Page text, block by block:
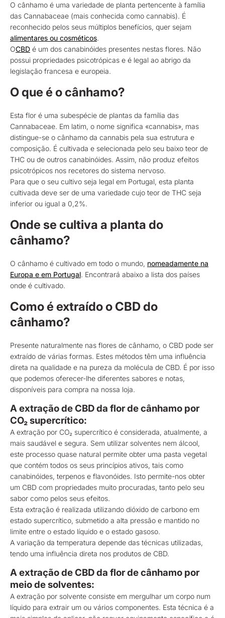
O cânhamo é uma variedade de planta pertencente à família
das Cannabaceae (mais conhecida como cannabis). É
reconhecido pelos seus múltiplos benefícios, quer sejam
alimentares ou cosméticos.
OCBD é um dos canabinóides presentes nestas flores. Não
possui propriedades psicotrópicas e é legal ao abrigo da
legislação francesa e europeia.
O que é o cânhamo?
Esta flor é uma subespécie de plantas da família das
Cannabaceae. Em latim, o nome significa «cannabis», mas
distingue-se o cânhamo da cannabis pela sua estrutura e
composição. É cultivada e selecionada pelo seu baixo teor de
THC ou de outros canabinóides. Assim, não produz efeitos
psicotrópicos nos recetores do sistema nervoso.
Para que o seu cultivo seja legal em Portugal, esta planta
cultivada deve ser de uma variedade cujo teor de THC seja
inferior ou igual a 0,2%.
Onde se cultiva a planta do
cânhamo?
O cânhamo é cultivado em todo o mundo, nomeadamente na
Europa e em Portugal. Encontrará abaixo a lista dos países
onde é cultivado.
Como é extraído o CBD do
cânhamo?
Presente naturalmente nas flores de cânhamo, o CBD pode ser
extraído de várias formas. Estes métodos têm uma influência
direta na qualidade e na pureza da molécula de CBD. É por isso
que podemos oferecer-lhe diferentes sabores e notas,
disponíveis para compra na nossa loja.
A extração de CBD da flor de cânhamo por
CO₂ supercrítico:
A extração por CO₂ supercrítico é considerada, atualmente, a
mais saudável e segura. Sem utilizar solventes nem álcool,
este processo quase natural permite obter uma pasta vegetal
que contém todos os seus princípios ativos, tais como
canabinóides, terpenos e flavonóides. Isto permite-nos obter
um CBD com propriedades muito procuradas, tanto pelo seu
sabor como pelos seus efeitos.
Esta extração é realizada utilizando dióxido de carbono em
estado supercrítico, submetido a alta pressão e mantido no
limite entre o estado líquido e o estado gasoso.
A variação da temperatura depende das técnicas utilizadas,
tendo uma influência direta nos produtos de CBD.
A extração de CBD da flor de cânhamo por
meio de solventes:
A extração por solvente consiste em mergulhar um corpo num
líquido para extrair um ou vários componentes. Esta técnica é a